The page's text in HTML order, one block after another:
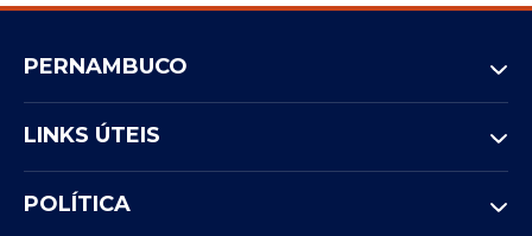
PERNAMBUCO
LINKS ÚTEIS
POLÍTICA